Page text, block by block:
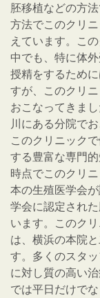
胚移植などの方
方法でこのクリ
えています。こ
中でも、特に体
授精をするため
すが、このクリ
おこなってきま
川にある分院で
このクリニック
する豊富な専門
時点でこのクリ
本の生殖医学会
学会に認定され
います。このク
は、横浜の本院
す。多くのスタ
に対し質の高い
では平日だけで